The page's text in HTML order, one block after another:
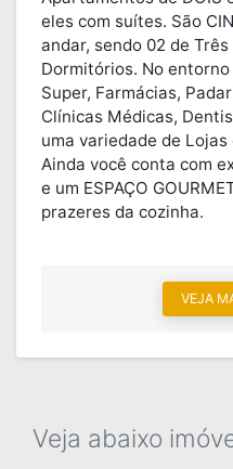
eles com suítes. São
andar, sendo 02 de
Dormitórios. No
Super, Farmácias,
Clínicas Médicas,
uma variedade de
Ainda você conta com
e um ESPAÇO
prazeres da cozinha.
VEJA
Veja abaixo